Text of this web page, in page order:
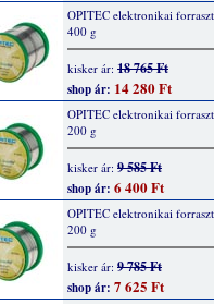
OPITEC elektronikai
400 g
kisker ár: 18 765 Ft
shop ár: 14 280 Ft
OPITEC elektronikai
200 g
kisker ár: 9 585 Ft
shop ár: 6 400 Ft
OPITEC elektronikai
200 g
kisker ár: 9 785 Ft
shop ár: 7 625 Ft